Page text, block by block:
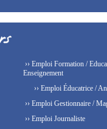
›› Emploi Formation /
Enseignement
›› Emploi Éducatrice /
›› Emploi Gestionnaire /
›› Emploi Journaliste